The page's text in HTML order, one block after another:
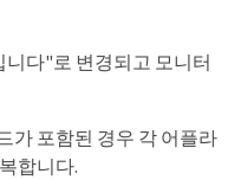
다"로 변경되고 모니터
가 포함된 경우 각 어플라
합니다.